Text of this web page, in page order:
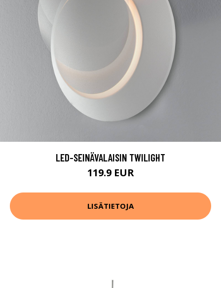
LED-SEINÄVALAISIN TWILIGHT
119.9 EUR
LISÄTIETOJA